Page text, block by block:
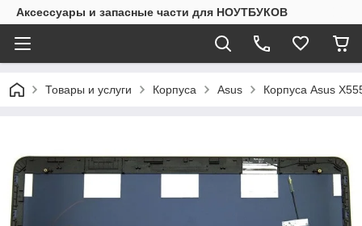
Аксессуары и запасные части для НОУТБУКОВ
Товары и услуги Корпуса Asus Корпуса Asus